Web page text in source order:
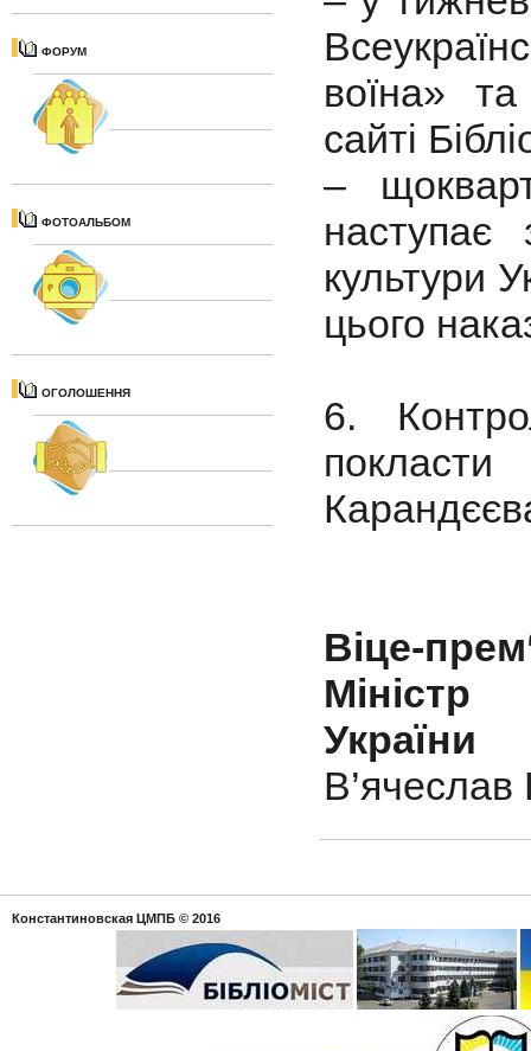
ФОРУМ
ФОТОАЛЬБОМ
ОГОЛОШЕННЯ
воїна»
сайті
–
наступає
культури
цього
6.
Віце-
України
Константиновская ЦМПБ © 2016